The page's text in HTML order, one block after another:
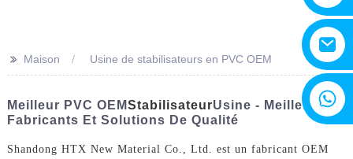
>> Maison Usine de stabilisateurs en PVC OEM
Meilleur PVC OEMStabilisateurUsine - Meilleurs
Fabricants Et Solutions De Qualité
Shandong HTX New Material Co., Ltd. est un fabricant OEM